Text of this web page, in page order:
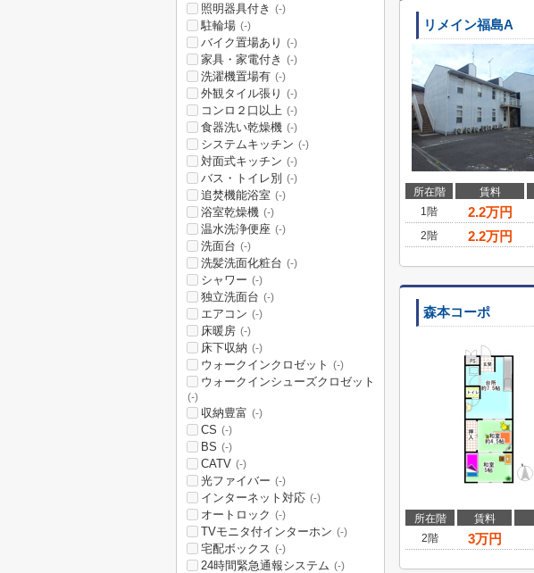
リメイン福島A
所在階 賃料
1階
2.2万円
2階
2.2万円
森本コーポ
所在階 賃料
2階
3万円
照明器具付き (-)
駐輪場 (-)
バイク置場あり (-)
家具・家電付き (-)
洗濯機置場有 (-)
外観タイル張り (-)
コンロ２口以上 (-)
食器洗い乾燥機 (-)
システムキッチン (-)
対面式キッチン (-)
バス・トイレ別 (-)
追焚機能浴室 (-)
浴室乾燥機 (-)
温水洗浄便座 (-)
洗面台 (-)
洗髪洗面化粧台 (-)
シャワー (-)
独立洗面台 (-)
エアコン (-)
床暖房 (-)
床下収納 (-)
ウォークインクロゼット (-)
ウォークインシューズクロゼット
(-)
収納豊富 (-)
CS (-)
BS (-)
CATV (-)
光ファイバー (-)
インターネット対応 (-)
オートロック (-)
TVモニタ付インターホン (-)
宅配ボックス (-)
24時間緊急通報システム (-)